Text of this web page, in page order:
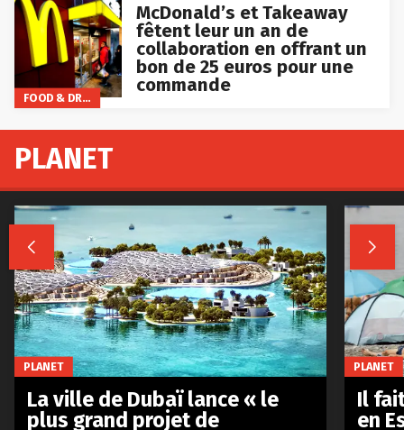
FOOD & DRINKS
McDonald’s et Takeaway
fêtent leur un an de
collaboration en offrant un
bon de 25 euros pour une
commande
PLANET
 
PLANET
La ville de Dubaï lance « le
plus grand projet de
PLANET
Il
en